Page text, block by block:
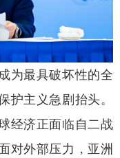
为最具破坏性的全
护主义急剧抬头。
经济正面临自二战
对外部压力，亚洲